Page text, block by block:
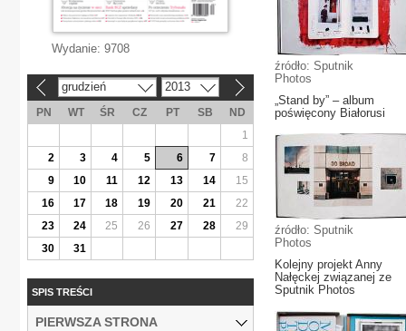
źródło: Sputnik
Photos
„Stand by” – album
poświęcony Białorusi
źródło: Sputnik
Photos
Kolejny projekt Anny
Nałęckej związanej ze
Sputnik Photos
Wydanie: 9708
grudzień 2013
PN WT ŚR CZ PT SB
ND
1
2
3 4 5 6 7
8
9
10 11 12 13 14
15
16
17 18 19 20 21
22
23
24 25 26 27 28
29
30
31
SPIS TREŚCI
PIERWSZA STRONA